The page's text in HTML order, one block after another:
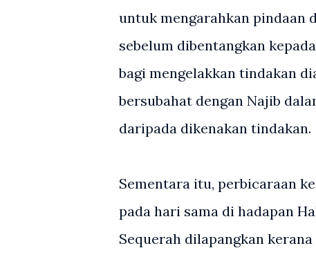
untuk mengarahkan pindaan
sebelum dibentangkan
bagi mengelakkan tindakan
bersubahat dengan Najib
daripada dikenakan tindakan.
Sementara itu, perbicaraan
pada hari sama di hadapan
Sequerah dilapangkan